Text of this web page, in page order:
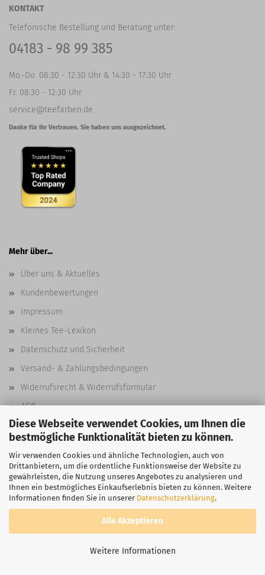
Diese Webseite verwendet Cookies, um Ihnen die
bestmögliche Funktionalität bieten zu können.
Wir verwenden Cookies und ähnliche Technologien, auch von
Drittanbietern, um die ordentliche Funktionsweise der Website zu
gewährleisten, die Nutzung unseres Angebotes zu analysieren und
Ihnen ein bestmögliches Einkaufserlebnis bieten zu können. Weitere
Informationen finden Sie in unserer Datenschutzerklärung.
Alle Akzeptieren
Weitere Informationen
KONTAKT
Telefonische Bestellung und Beratung unter:
04183 - 98 99 385
Mo.-Do. 08:30 - 12:30 Uhr & 14:30 - 17:30 Uhr
Fr. 08:30 - 12:30 Uhr
service@teefarben.de
Danke für Ihr Vertrauen. Sie haben uns ausgezeichnet.
Mehr über...
Über uns & Aktuelles
Kundenbewertungen
Impressum
Kleines Tee-Lexikon
Datenschutz und Sicherheit
Versand- & Zahlungsbedingungen
Widerrufsrecht & Widerrufsformular
AGB
Kontakt
Cookie Einstellungen
* VERSAND
Deutschlandweit versandkostenfrei ab 49 € Bestellwert
Der Umwelt zuliebe: Tee-Verpackung mit Kraftpapier
Paket-Versand mit DHL Go Green (innerhalb Deutschlands)